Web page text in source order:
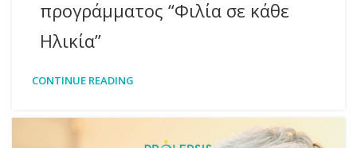
προγράμματος “Φιλία σε κάθε
Ηλικία”
CONTINUE READING